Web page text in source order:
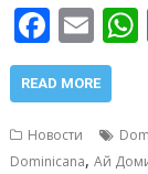
F
ac
e
b
E
m
ai
l
READ MORE
Новости
Dominicana,Ай